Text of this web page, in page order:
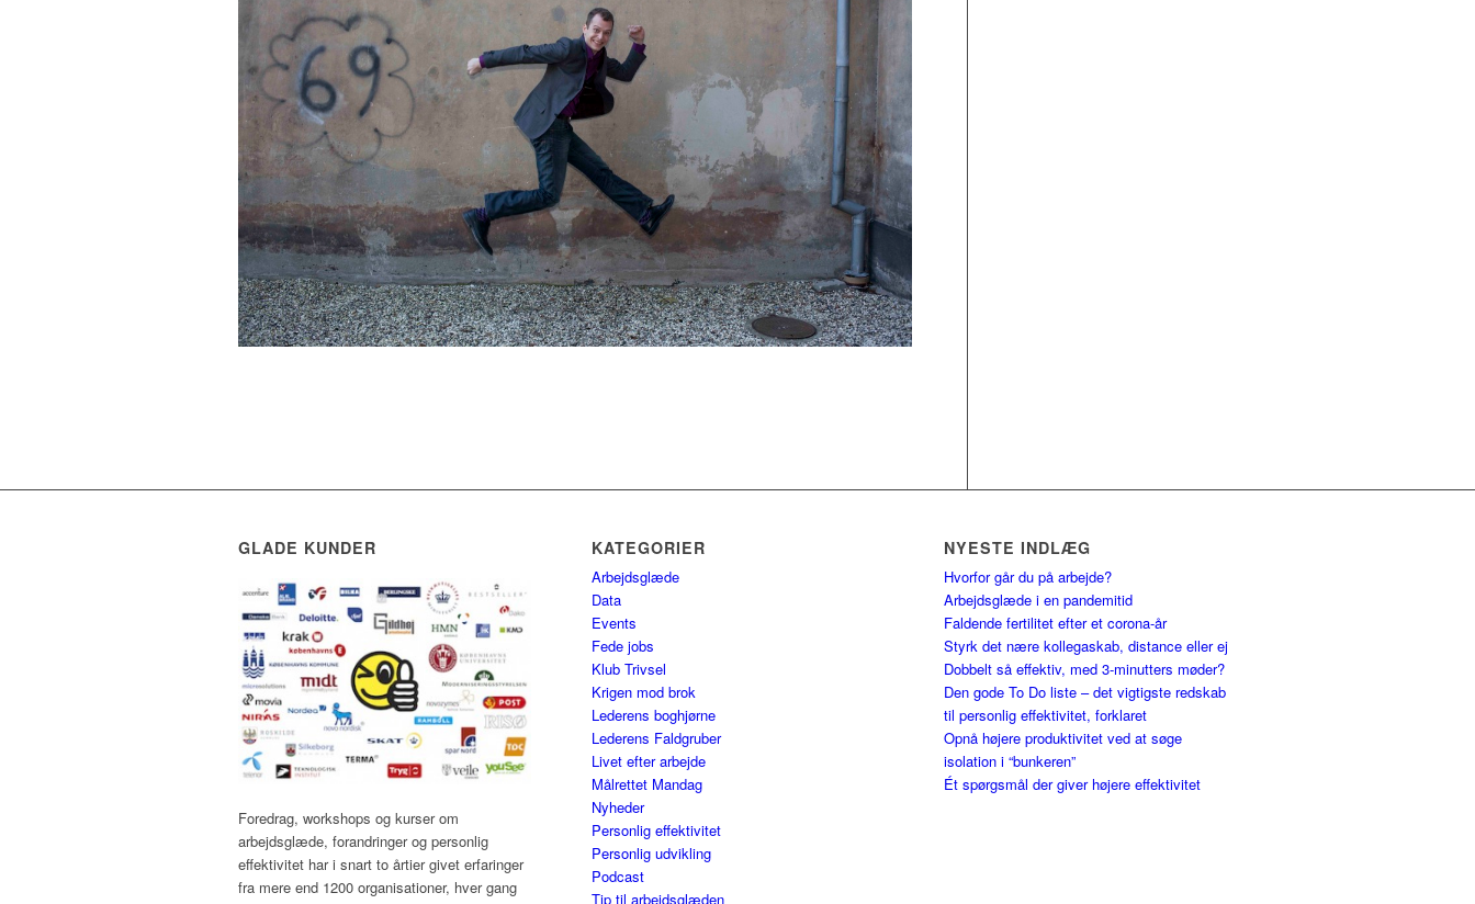
GLADE KUNDER
Foredrag, workshops og kurser om
arbejdsglæde, forandringer og personlig
effektivitet har i snart to årtier givet erfaringer
fra mere end 1200 organisationer, hver gang
KATEGORIER
Arbejdsglæde
Data
Events
Fede jobs
Klub Trivsel
Krigen mod brok
Lederens boghjørne
Lederens Faldgruber
Livet efter arbejde
Målrettet Mandag
Nyheder
Personlig effektivitet
Personlig udvikling
Podcast
Tip til arbejdsglæden
NYESTE INDLÆG
Hvorfor går du på arbejde?
Arbejdsglæde i en pandemitid
Faldende fertilitet efter et corona-år
Styrk det nære kollegaskab, distance eller ej
Dobbelt så effektiv, med 3-minutters møder?
Den gode To Do liste – det vigtigste redskab
til personlig effektivitet, forklaret
Opnå højere produktivitet ved at søge
isolation i “bunkeren”
Ét spørgsmål der giver højere effektivitet